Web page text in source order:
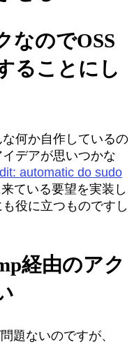
なのでOSS
ることにし
何か自作しているの
デアが思いつかな
automatic do sudo
ている要望を実装し
役に立つものですし
経由のアク
題ないのですが、